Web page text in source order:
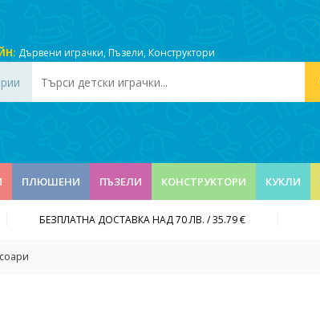
Дървени играчки,Пъзели,Конструктори
ПЛЮШЕНИ ПЪЗЕЛИ КОНСТРУКТОРИ КУКЛИ
БЕЗПЛАТНА ДОСТАВКА НАД 70 ЛВ. / 35.79 €